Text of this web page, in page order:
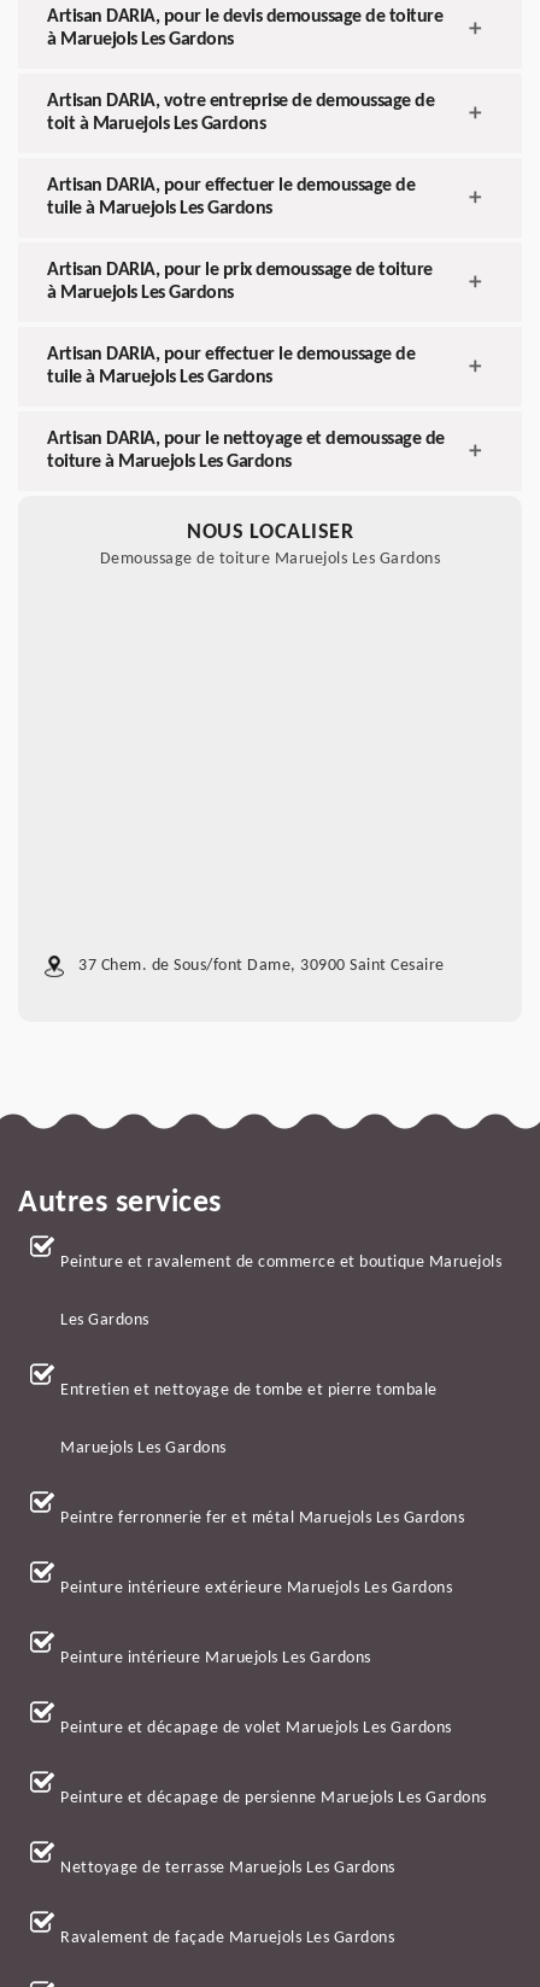
Artisan DARIA, pour le devis demoussage de toiture
à Maruejols Les Gardons
Artisan DARIA, votre entreprise de demoussage de
toit à Maruejols Les Gardons
Artisan DARIA, pour effectuer le demoussage de
tuile à Maruejols Les Gardons
Artisan DARIA, pour le prix demoussage de toiture
à Maruejols Les Gardons
Artisan DARIA, pour effectuer le demoussage de
tuile à Maruejols Les Gardons
Artisan DARIA, pour le nettoyage et demoussage de
toiture à Maruejols Les Gardons
NOUS LOCALISER
Demoussage de toiture Maruejols Les Gardons
37 Chem. de Sous/font Dame, 30900 Saint Cesaire
Autres services
Peinture et ravalement de commerce et boutique Maruejols
Les Gardons
Entretien et nettoyage de tombe et pierre tombale
Maruejols Les Gardons
Peintre ferronnerie fer et métal Maruejols Les Gardons
Peinture intérieure extérieure Maruejols Les Gardons
Peinture intérieure Maruejols Les Gardons
Peinture et décapage de volet Maruejols Les Gardons
Peinture et décapage de persienne Maruejols Les Gardons
Nettoyage de terrasse Maruejols Les Gardons
Ravalement de façade Maruejols Les Gardons